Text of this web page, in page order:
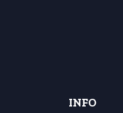
INFO